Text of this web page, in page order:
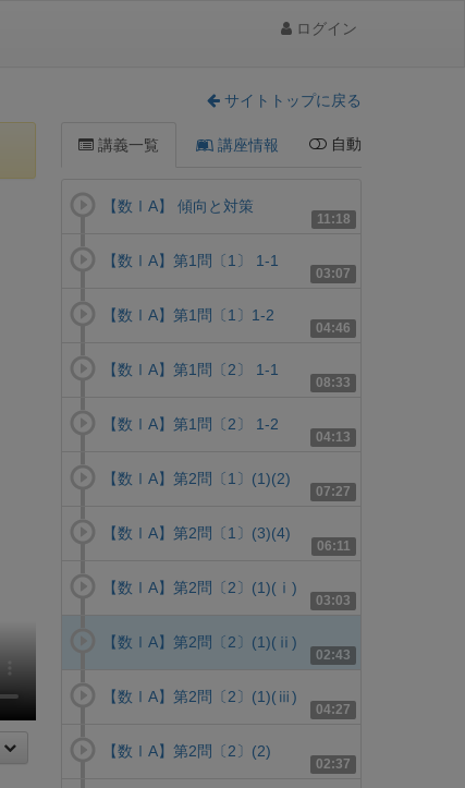
ログイン
サイトトップに戻る
講義一覧 講座情報 自動
11:18
【数ⅠA】 傾向と対策
03:07
【数ⅠA】第1問〔1〕 1-1
04:46
【数ⅠA】第1問〔1〕1-2
08:33
【数ⅠA】第1問〔2〕 1-1
04:13
【数ⅠA】第1問〔2〕 1-2
07:27
【数ⅠA】第2問〔1〕(1)(2)
06:11
【数ⅠA】第2問〔1〕(3)(4)
03:03
【数ⅠA】第2問〔2〕(1)(ⅰ)
02:43
【数ⅠA】第2問〔2〕(1)(ⅱ)
04:27
【数ⅠA】第2問〔2〕(1)(ⅲ)
02:37
【数ⅠA】第2問〔2〕(2)